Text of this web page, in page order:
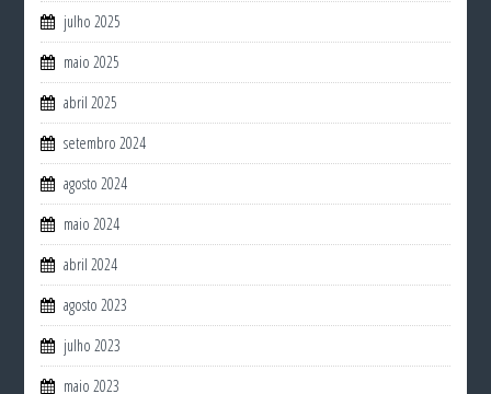
julho 2025
maio 2025
abril 2025
setembro 2024
agosto 2024
maio 2024
abril 2024
agosto 2023
julho 2023
maio 2023